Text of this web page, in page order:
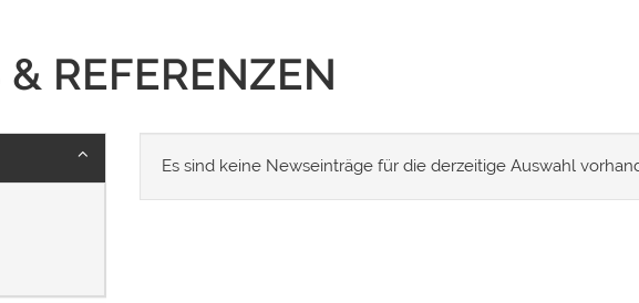
REFERENZEN
Es sind keine Newseinträge für die derzeitige Auswahl